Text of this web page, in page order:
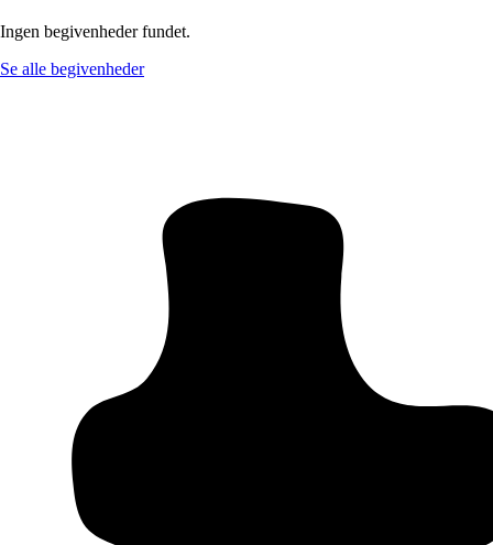
Ingen begivenheder fundet.
Se alle begivenheder